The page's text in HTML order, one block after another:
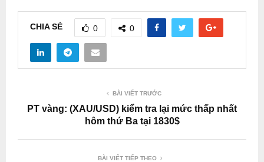
CHIA SẺ 0 0
BÀI VIẾT TRƯỚC
PT vàng: (XAU/USD) kiểm tra lại mức thấp nhất
hôm thứ Ba tại 1830$
BÀI VIẾT TIẾP THEO